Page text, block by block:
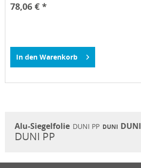
78,06 € *
In den Warenkorb
Alu-Siegelfolie DUNI PP DUNI DUNI
DUNI PP